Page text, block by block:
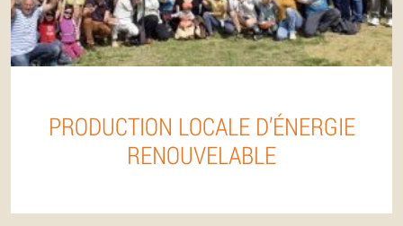
PRODUCTION LOCALE D’ÉNERGIE
RENOUVELABLE